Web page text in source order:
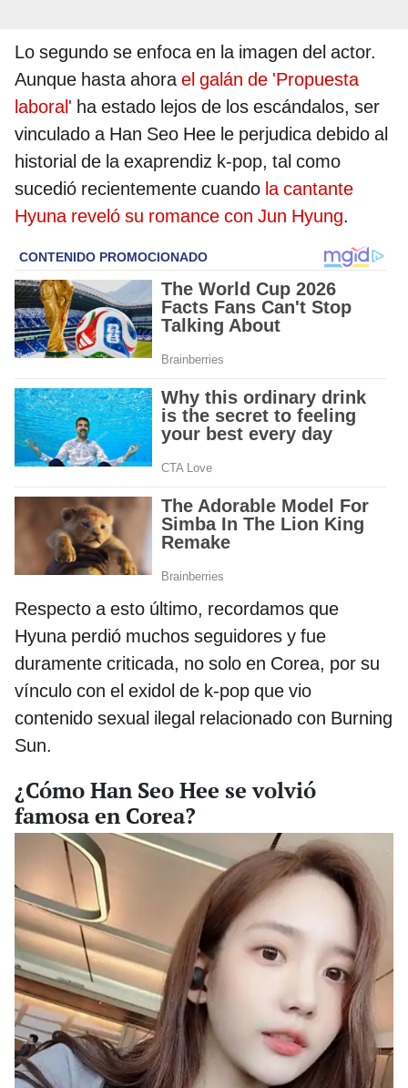
Lo segundo se enfoca en la imagen del actor.
Aunque hasta ahorael galán de 'Propuesta
laboral' ha estado lejos de los escándalos, ser
vinculado a Han Seo Hee le perjudica debido al
historial de la exaprendiz k-pop, tal como
sucedió recientemente cuando la cantante
Hyuna reveló su romance con Jun Hyung.
Respecto a esto último, recordamos que
Hyuna perdió muchos seguidores y fue
duramente criticada, no solo en Corea, por su
vínculo con el exidol de k-pop que vio
contenido sexual ilegal relacionado con Burning
Sun.
¿Cómo Han Seo Hee se volvió
famosa en Corea?